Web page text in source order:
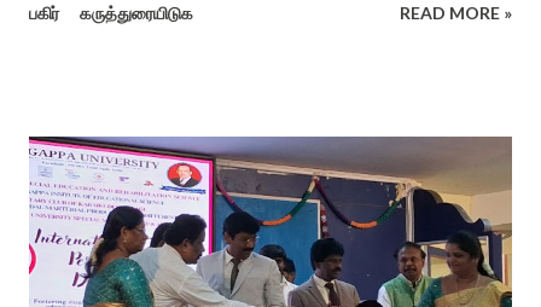
ஆராத்தியெடுத்த கொழுந்தியாள்கள் பாடிய ஆராத்தி பாட்டு ஒன்று 30
வைரலாகிகி யது. தமிழகத்தில் ஒவ்வொரு குடும்பத்திற்கும் திருமணப்
பழக்க வழக்கங்கள் ஜாதிய சமூக ரீதியாக வேறுபடும். அந்த வகையில்,
ஆராத்தி எடுக்கும் முறையும் சற்று வேறுபடுடன் தான் இருக்கும்.அப்படி
திருமணம் ஒன்றில் கொழுந்தியாள்கள் மூன்று பேர் இணைந்து
மாப்பிள்ளைக்கு ஆராத்தி எடுத்துள்ளனர். அப்போது மாப்பிள்ளையைக்
பகிர் கருத்துரையிடுக READ MORE »